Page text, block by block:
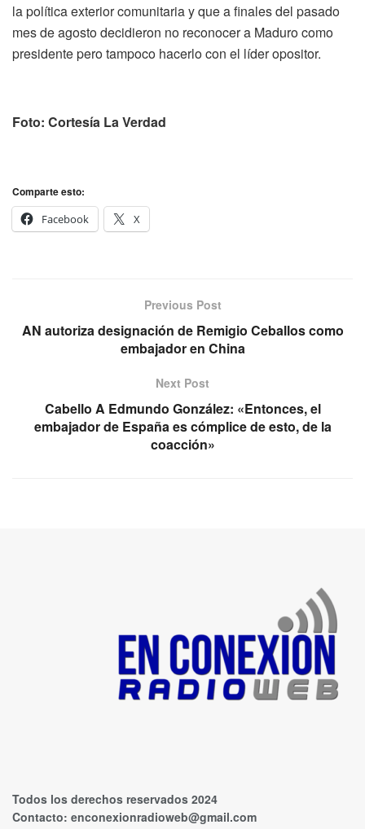
la política exterior comunitaria y que a finales del pasado
mes de agosto decidieron no reconocer a Maduro como
presidente pero tampoco hacerlo con el líder opositor.
Foto: Cortesía La Verdad
Comparte esto:
Facebook
X
Previous Post
AN autoriza designación de Remigio Ceballos como
embajador en China
Next Post
Cabello A Edmundo González: «Entonces, el
embajador de España es cómplice de esto, de la
coacción»
Todos los derechos reservados 2024
Contacto: enconexionradioweb@gmail.com